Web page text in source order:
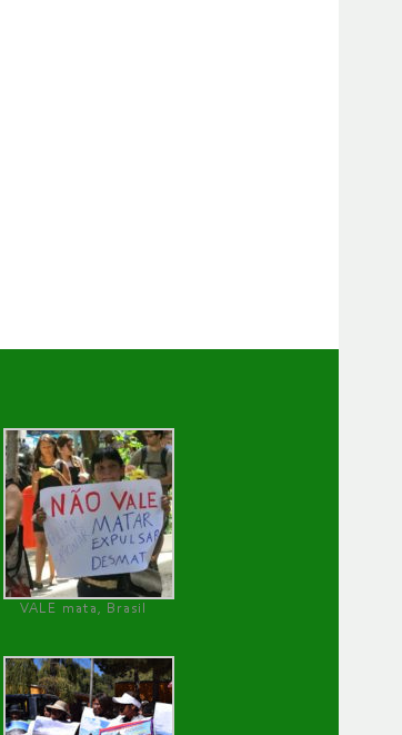
VALE mata, Brasil